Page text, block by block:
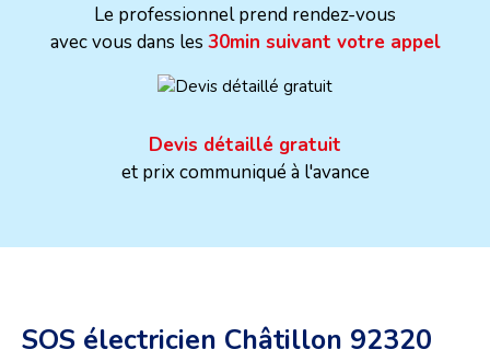
Le professionnel prend rendez-vous
avec vous dans les 30min suivant votre appel
Devis détaillé gratuit
et prix communiqué à l'avance
SOS électricien Châtillon 92320